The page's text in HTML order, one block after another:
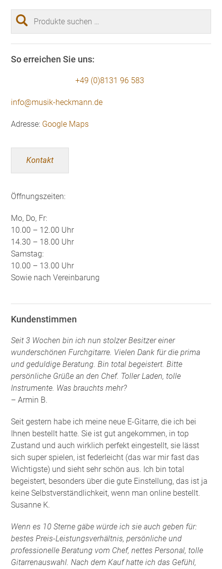
Suchen
nach:
So erreichen Sie uns:
+49 (0)8131 96 583
info@musik-heckmann.de
Adresse: Google Maps
Kontakt
Öffnungszeiten:
Mo, Do, Fr:
10.00 – 12.00 Uhr
14.30 – 18.00 Uhr
Samstag:
10.00 – 13.00 Uhr
Sowie nach Vereinbarung
Kundenstimmen
Seit 3 Wochen bin ich nun stolzer Besitzer einer
wunderschönen Furchgitarre. Vielen Dank für die prima
und geduldige Beratung. Bin total begeistert. Bitte
persönliche Grüße an den Chef. Toller Laden, tolle
Instrumente. Was brauchts mehr?
– Armin B.
Seit gestern habe ich meine neue E-Gitarre, die ich bei
Ihnen bestellt hatte. Sie ist gut angekommen, in top
Zustand und auch wirklich perfekt eingestellt, sie lässt
sich super spielen, ist federleicht (das war mir fast das
Wichtigste) und sieht sehr schön aus. Ich bin total
begeistert, besonders über die gute Einstellung, das ist ja
keine Selbstverständlichkeit, wenn man online bestellt.
Susanne K.
Wenn es 10 Sterne gäbe würde ich sie auch geben für:
bestes Preis-Leistungsverhältnis, persönliche und
professionelle Beratung vom Chef, nettes Personal, tolle
Gitarrenauswahl. Nach dem Kauf hatte ich das Gefühl,